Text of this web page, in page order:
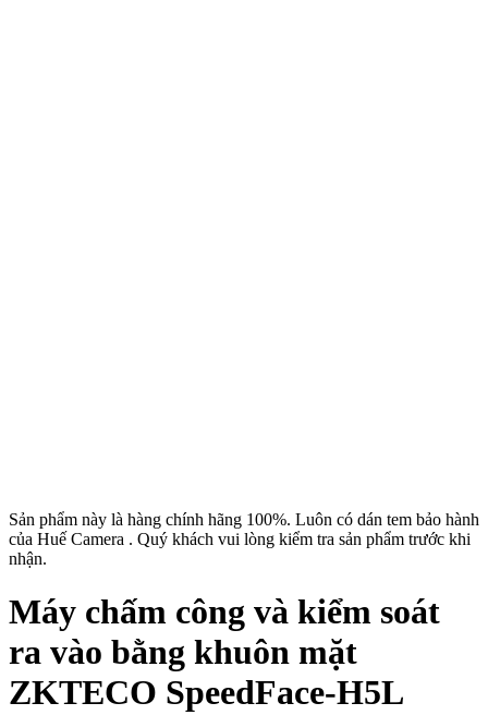
Sản phẩm này là hàng chính hãng 100%. Luôn có dán tem bảo hành
của Huế Camera . Quý khách vui lòng kiểm tra sản phẩm trước khi
nhận.
Máy chấm công và kiểm soát
ra vào bằng khuôn mặt
ZKTECO SpeedFace-H5L